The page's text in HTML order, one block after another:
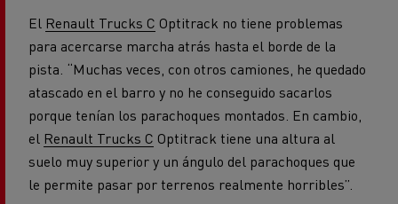
El Renault Trucks C Optitrack no tiene problemas
para acercarse marcha atrás hasta el borde de la
pista. “Muchas veces, con otros camiones, he quedado
atascado en el barro y no he conseguido sacarlos
porque tenían los parachoques montados. En cambio,
el Renault Trucks C Optitrack tiene una altura al
suelo muy superior y un ángulo del parachoques que
le permite pasar por terrenos realmente horribles”.